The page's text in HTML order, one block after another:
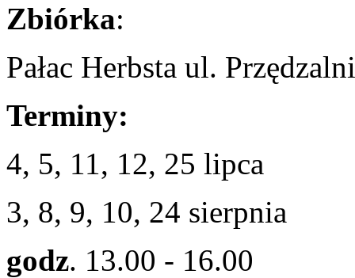
Zbiórka:
Pałac Herbsta ul.
Terminy:
4, 5, 11, 12, 25 lipca
3, 8, 9, 10, 24 sierpnia
godz. 13.00 - 16.00